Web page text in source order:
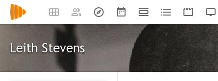
Leith Stevens